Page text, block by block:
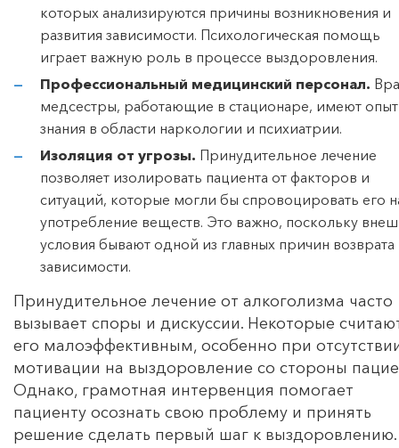
которых анализируются причины возникновения и
развития зависимости. Психологическая помощь
играет важную роль в процессе выздоровления.
Профессиональный медицинский персонал.
медсестры, работающие в стационаре, имеют
знания в области наркологии и психиатрии.
Изоляция от угрозы. Принудительное лечение
позволяет изолировать пациента от факторов и
ситуаций, которые могли бы спровоцировать его
употребление веществ. Это важно, поскольку
условия бывают одной из главных причин возврата
зависимости.
Принудительное лечение от алкоголизма часто
вызывает споры и дискуссии. Некоторые
его малоэффективным, особенно при
мотивации на выздоровление со стороны
Однако, грамотная интервенция помогает
пациенту осознать свою проблему и принять
решение сделать первый шаг к выздоровлению.